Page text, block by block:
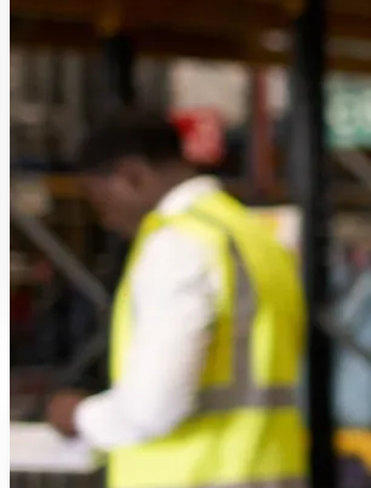
Configuration
Configuration